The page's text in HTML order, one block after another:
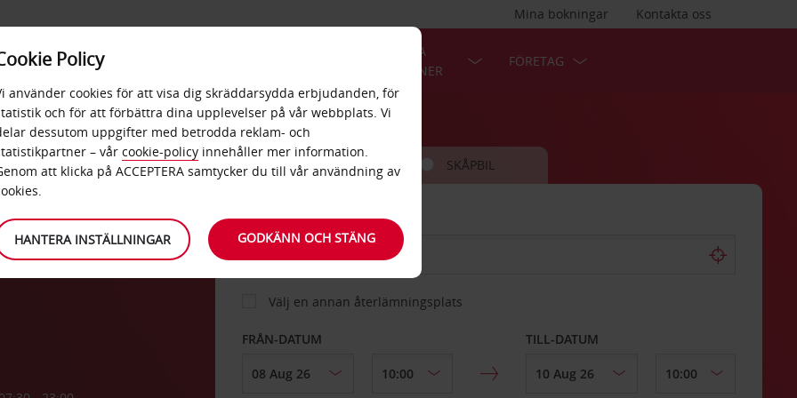
Kontakta oss
Mina bokningar
ERBJUDANDEN
POPULÄRA
DESTINATIONER
FÖRETAG
BIL SKÅPBIL
HÄMTA FRÅN
Välj en annan återlämningsplats
FRÅN-DATUM TILL-DATUM
Policy
använder cookies för att visa dig skräddarsydda erbjudanden, för
och för att förbättra dina upplevelser på vår webbplats. Vi
dessutom uppgifter med betrodda reklam- och
– vår cookie-policy innehåller mer information.
att klicka på ACCEPTERA samtycker du till vår användning av
HANTERA INSTÄLLNINGAR GODKÄNN OCH STÄNG